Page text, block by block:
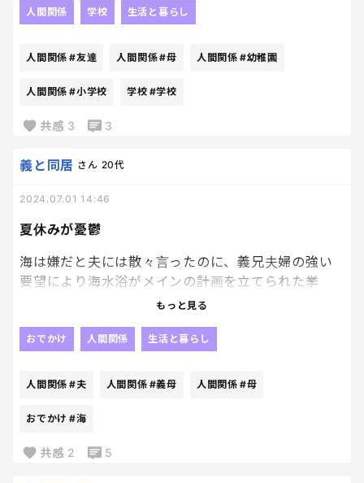
その際に娘にひどいことばかり言ってきました。
あやとりを一緒にしたのですが、あやとりが苦手な
できないと友達できないよ」娘ががんばろうとする
ざわざ私のところまできて「〇〇ちゃん（娘の名
くる始末です。
びに行ったり、ご飯を食べたりしています。
のの、なんだかモヤモヤが止まりません。
娘は遊んだ帰りに楽しかった！また遊びたい！と言
っていました。それもまたモヤモヤしています。
もしまた遊ぶとしたら、
と言った方がいいでしょうか？
か？
みなさんだったらどうしますか？
人間関係 学校 生活と暮らし
人間関係 #友達 人間関係#母 人間関係 #幼稚園
人間関係 #小学校 学校 #学校
共感 3 3
夏休みが憂鬱
義と同居 さん 20代
2024.07.01 14:46
海は嫌だと夫には散々言ったのに、義兄夫婦の強い
要望により海水浴がメインの計画を立てられた挙
句、義母からは「子どもたちは海好きなんだから、
嫌味を言われ、疲れて今に至る。
夏休みいらない。
もっと見る
おでかけ 人間関係 生活と暮らし
人間関係 #夫 人間関係 #義母 人間関係 #母
おでかけ #海
共感 2 5